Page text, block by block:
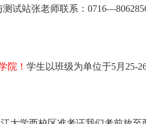
试站张老师联系：0716—8062856
院！学生以班级为单位于5月25-